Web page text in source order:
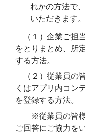
れかの方法で
いただきます。
（１）企業ご担
をとりまとめ、所
する方法。
（２）従業員の
くはアプリ内コン
を登録する方法。
※従業員の皆様
ご回答にご協力を